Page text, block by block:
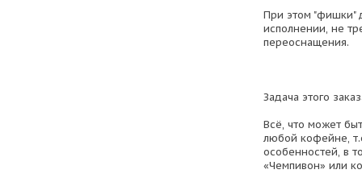
При этом "фишки"
исполнении, не
переоснащения.
Задача этого
Всё, что может
любой кофейне,
особенностей, в
«Чемпивон» или